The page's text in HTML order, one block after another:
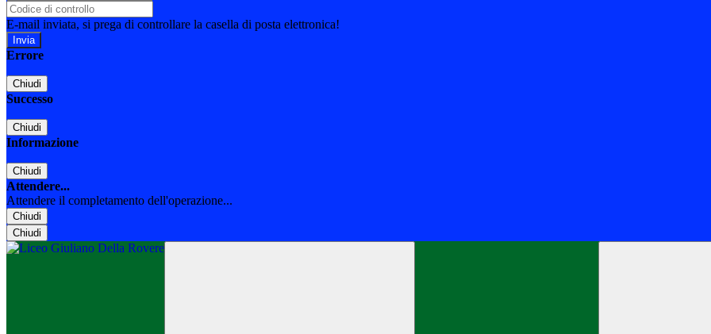
E-mail inviata, si prega di controllare la casella di posta elettronica!
Errore
Chiudi
Successo
Chiudi
Informazione
Chiudi
Attendere...
Attendere il completamento dell'operazione...
Chiudi
Chiudi